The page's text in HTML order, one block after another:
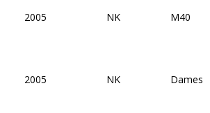
2005 NK M40
2005 NK Dames